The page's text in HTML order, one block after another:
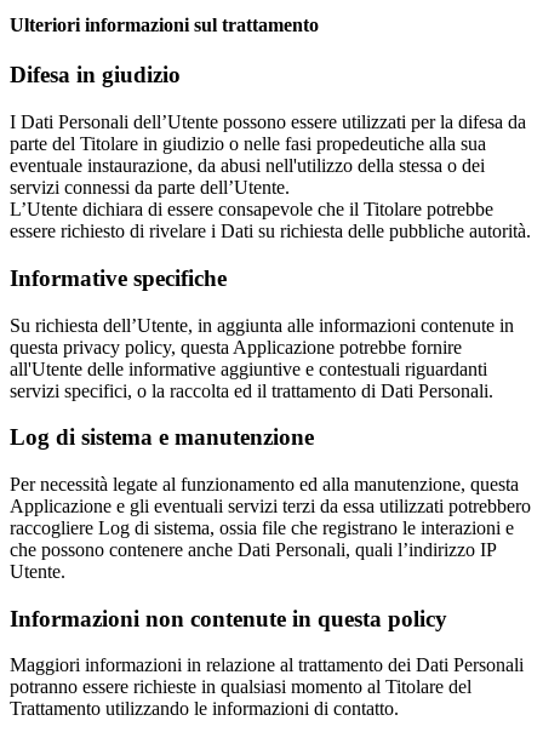
Ulteriori informazioni sul trattamento
Difesa in giudizio
I Dati Personali dell’Utente possono essere utilizzati per la difesa da
parte del Titolare in giudizio o nelle fasi propedeutiche alla sua
eventuale instaurazione, da abusi nell'utilizzo della stessa o dei
servizi connessi da parte dell’Utente.
L’Utente dichiara di essere consapevole che il Titolare potrebbe
essere richiesto di rivelare i Dati su richiesta delle pubbliche autorità.
Informative specifiche
Su richiesta dell’Utente, in aggiunta alle informazioni contenute in
questa privacy policy, questa Applicazione potrebbe fornire
all'Utente delle informative aggiuntive e contestuali riguardanti
servizi specifici, o la raccolta ed il trattamento di Dati Personali.
Log di sistema e manutenzione
Per necessità legate al funzionamento ed alla manutenzione, questa
Applicazione e gli eventuali servizi terzi da essa utilizzati potrebbero
raccogliere Log di sistema, ossia file che registrano le interazioni e
che possono contenere anche Dati Personali, quali l’indirizzo IP
Utente.
Informazioni non contenute in questa policy
Maggiori informazioni in relazione al trattamento dei Dati Personali
potranno essere richieste in qualsiasi momento al Titolare del
Trattamento utilizzando le informazioni di contatto.